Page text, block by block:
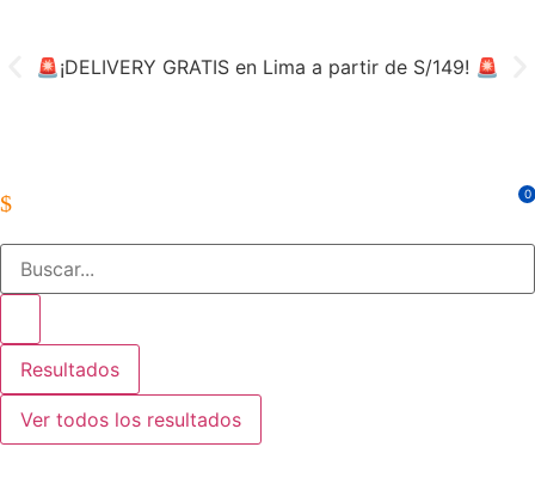
🚨¡DELIVERY GRATIS en Lima a partir de S/149! 🚨
0
Resultados
Ver todos los resultados